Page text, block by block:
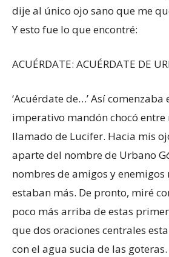
dije al único ojo sano que me
Y esto fue lo que encontré:
ACUÉRDATE: ACUÉRDATE DE
‘Acuérdate de…’ Así comenzaba
imperativo mandón chocó entre
llamado de Lucifer. Hacia mis
aparte del nombre de Urbano
nombres de amigos y enemigos
estaban más. De pronto, miré
poco más arriba de estas
que dos oraciones centrales
con el agua sucia de las